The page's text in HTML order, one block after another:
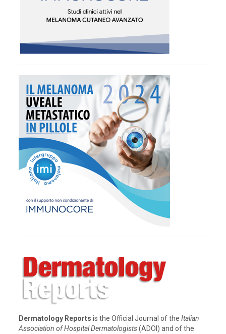
Dermatology Reports is the Official Journal of the Italian
Association of Hospital Dermatologists(ADOI) and of the